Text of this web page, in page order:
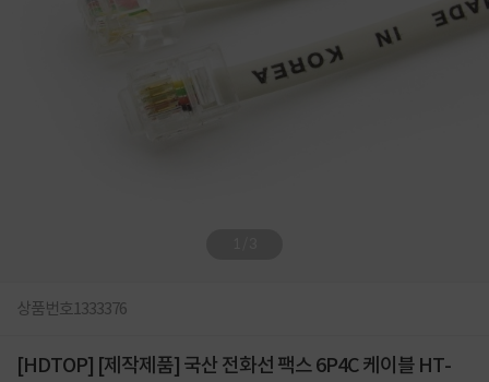
상품번호1333376
[HDTOP] [제작제품] 국산 전화선 팩스 6P4C 케이블 HT-